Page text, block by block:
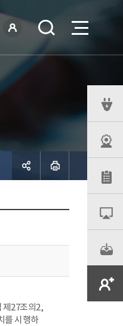
그인
제27조의2,
를 시행하
뉴